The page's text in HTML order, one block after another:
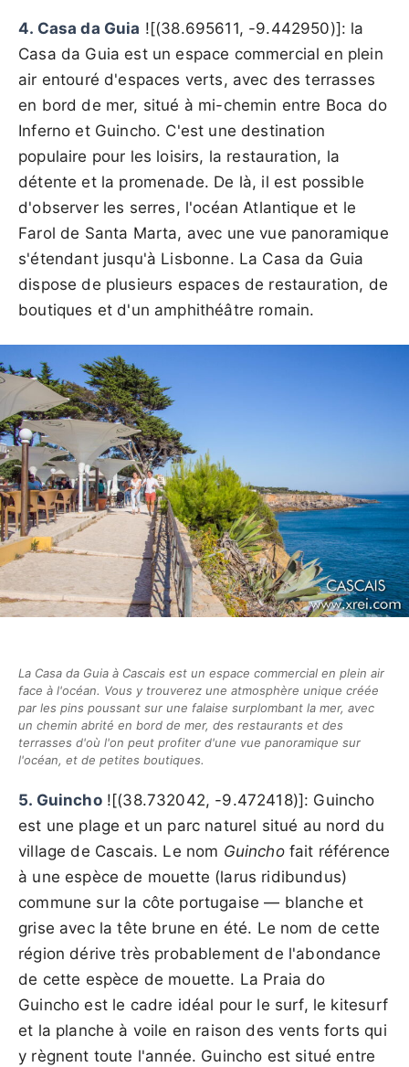
4. Casa da Guia ![(38.695611, -9.442950)]: la
Casa da Guia est un espace commercial en plein
air entouré d'espaces verts, avec des terrasses
en bord de mer, situé à mi-chemin entre Boca do
Inferno et Guincho. C'est une destination
populaire pour les loisirs, la restauration, la
détente et la promenade. De là, il est possible
d'observer les serres, l'océan Atlantique et le
Farol de Santa Marta, avec une vue panoramique
s'étendant jusqu'à Lisbonne. La Casa da Guia
dispose de plusieurs espaces de restauration, de
boutiques et d'un amphithéâtre romain.
La Casa da Guia à Cascais est un espace commercial en plein air
face à l'océan. Vous y trouverez une atmosphère unique créée
par les pins poussant sur une falaise surplombant la mer, avec
un chemin abrité en bord de mer, des restaurants et des
terrasses d'où l'on peut profiter d'une vue panoramique sur
l'océan, et de petites boutiques.
5. Guincho![(38.732042, -9.472418)]: Guincho
est une plage et un parc naturel situé au nord du
village de Cascais. Le nom Guinchofait référence
à une espèce de mouette (larus ridibundus)
commune sur la côte portugaise — blanche et
grise avec la tête brune en été. Le nom de cette
région dérive très probablement de l'abondance
de cette espèce de mouette. La Praia do
Guincho est le cadre idéal pour le surf, le kitesurf
et la planche à voile en raison des vents forts qui
y règnent toute l'année. Guincho est situé entre